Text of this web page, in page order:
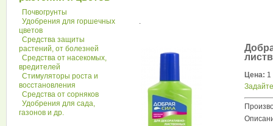
Почвогрунты
Удобрения для горшечных
цветов
Средства защиты
растений, от болезней
Средства от насекомых,
вредителей
Стимуляторы роста и
восстановления
Средства от сорняков
Удобрения для сада,
газонов и др.
.
Цена: 1